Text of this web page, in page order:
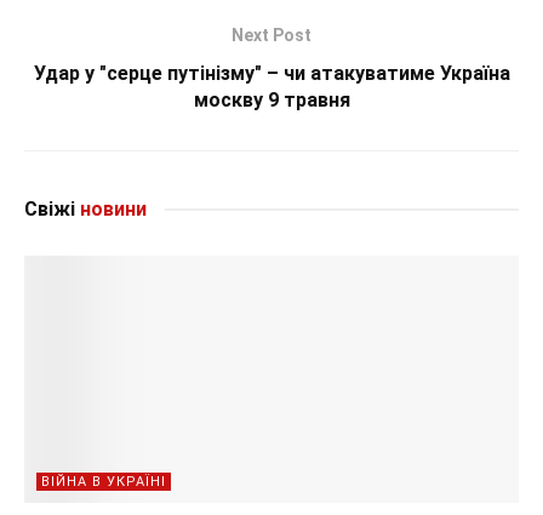
Next Post
Удар у "серце путінізму" – чи атакуватиме Україна
москву 9 травня
Свіжі новини
ВІЙНА В УКРАЇНІ